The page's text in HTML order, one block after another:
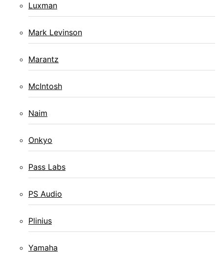
Luxman
Mark Levinson
Marantz
McIntosh
Naim
Onkyo
Pass Labs
PS Audio
Plinius
Yamaha